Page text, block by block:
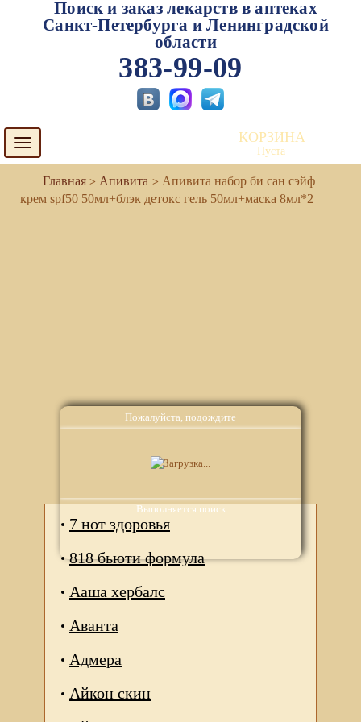
Пожалуйста, подождите
Выполняется поиск
Поиск и заказ лекарств в аптеках
Санкт-Петербурга и Ленинградской
области
383-99-09
Toggle
navigation
КОРЗИНА
Пуста
Апивита
Апивита набор би сан сэйф
крем spf50 50мл+блэк детокс гель 50мл+маска 8мл*2
7 нот здоровья
818 бьюти формула
Ааша хербалс
Аванта
Адмера
Айкон скин